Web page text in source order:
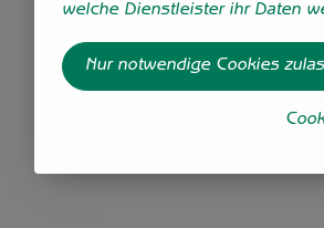
welche Dienstleister ihr Daten
Nur notwendige Cookies